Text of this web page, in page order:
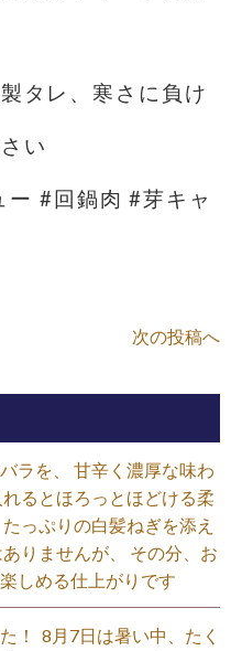
タレ、寒さに負け
い
#回鍋肉 #芽キャ
次の投稿へ
ラを、 甘辛く濃厚な味わ
るとほろっとほどける柔
っぷりの白髪ねぎを添え
りませんが、 その分、お
しめる仕上がりです⁡
！ ⁡ 8月7日は暑い中、たく